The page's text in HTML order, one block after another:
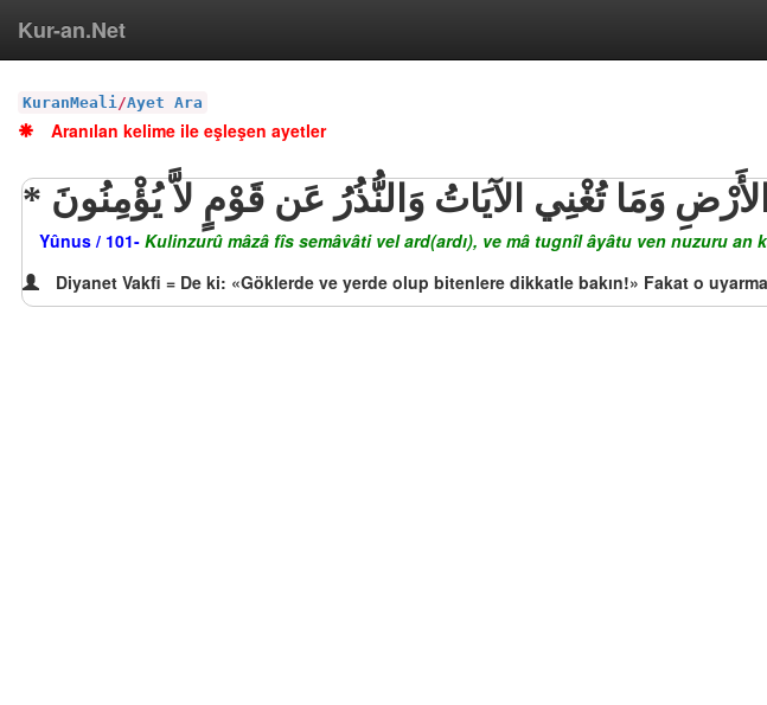
Kur-an.Net
KuranMeali/Ayet Ara
Aranılan kelime ile eşleşen ayetler
وَمَا تُغْنِي الآيَاتُ وَالنُّذُرُ عَن قَوْمٍ لاَّ يُؤْمِنُونَ
Yûnus / 101- Kulinzurû mâzâ fîs semâvâti vel ard(ardı), ve mâ tugnîl âyâtu ven nuzuru an
Diyanet Vakfi = De ki: «Göklerde ve yerde olup bitenlere dikkatle bakın!» Fakat o